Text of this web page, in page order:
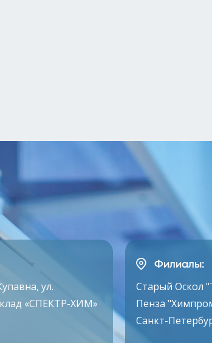
ул.
«СПЕКТР-ХИМ»
Филиалы:
Старый Оскол
Пенза
Санкт-